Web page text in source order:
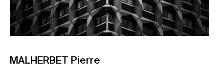
MALHERBET Pierre